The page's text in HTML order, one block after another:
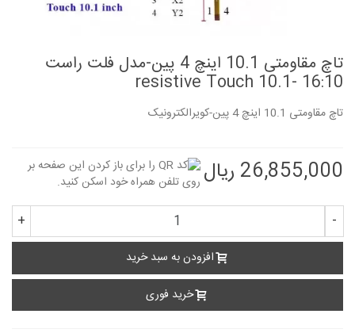
تاچ مقاومتی 10.1 اینچ 4 پین-مدل فلت راست
16:10 -resistive Touch 10.1
تاچ مقاومتی 10.1 اینچ 4 پین-کویرالکترونیک
26,855,000 ریال
-
+
افزودن به سبد خرید
خرید فوری